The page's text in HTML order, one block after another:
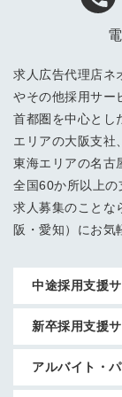
求人広告代理店ネ
やその他採用サー
首都圏を中心とし
エリアの大阪支社、
東海エリアの名古
全国60か所以上の
求人募集のことな
阪・愛知）にお気
中途採用支援
新卒採用支援
アルバイト・